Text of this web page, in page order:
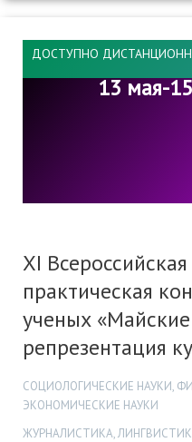
ДОСТУПНО
13 мая-
XI
практическая
ученых
репрезентация
СОЦИОЛОГИЧЕСКИЕ НАУКИ,
ЭКОНОМИЧЕСКИЕ НАУКИ
ЖУРНАЛИСТИКА,